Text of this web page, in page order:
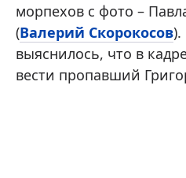
морпехов с фото –
(Валерий Скорокосов).
выяснилось, что в
вести пропавший